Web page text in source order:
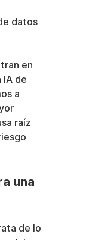
datos
en
IA de
a
raíz
una
de lo